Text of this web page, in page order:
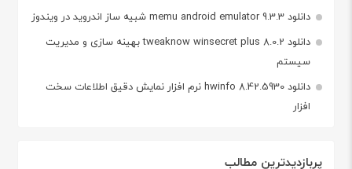
دانلود memu android emulator 9.3.3 شبیه ساز اندروید در ویندوز
دانلود tweaknow winsecret plus 8.0.2 بهینه سازی و مدیریت
سیستم
دانلود hwinfo 8.42.5930 نرم افزار نمایش دقیق اطلاعات سخت
افزار
پربازدیدترین مطالب